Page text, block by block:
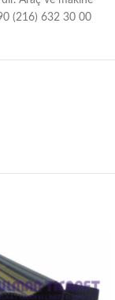
(216) 632 30 00